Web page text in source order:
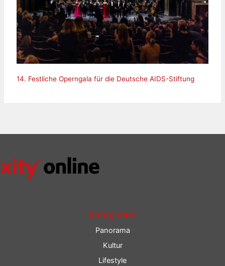
14. Festliche Operngala für die Deutsche AIDS-Stiftung
Kategorien
Panorama
Kultur
Lifestyle